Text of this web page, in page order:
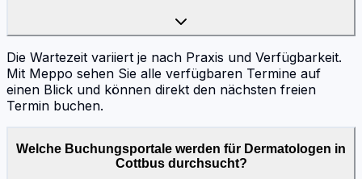
Die Wartezeit variiert je nach Praxis und Verfügbarkeit.
Mit Meppo sehen Sie alle verfügbaren Termine auf
einen Blick und können direkt den nächsten freien
Termin buchen.
Welche Buchungsportale werden für Dermatologen in
Cottbus durchsucht?